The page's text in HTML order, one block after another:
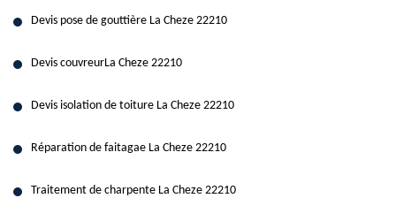
Devis pose de gouttière La Cheze 22210
Devis couvreurLa Cheze 22210
Devis isolation de toiture La Cheze 22210
Réparation de faitagae La Cheze 22210
Traitement de charpente La Cheze 22210